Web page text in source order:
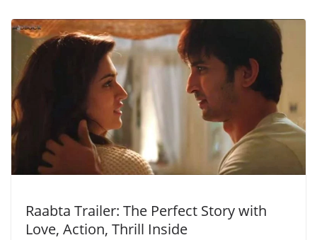
Raabta Trailer: The Perfect Story with
Love, Action, Thrill Inside